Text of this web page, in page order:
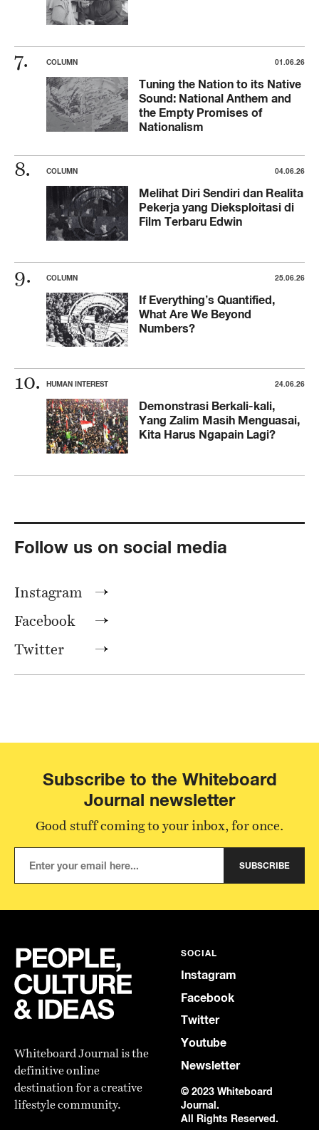
COLUMN 01.06.26
Tuning the Nation to its Native
Sound: National Anthem and
the Empty Promises of
Nationalism
COLUMN 04.06.26
Melihat Diri Sendiri dan Realita
Pekerja yang Dieksploitasi di
Film Terbaru Edwin
COLUMN 25.06.26
If Everything’s Quantified,
What Are We Beyond
Numbers?
HUMAN INTEREST 24.06.26
Demonstrasi Berkali-kali,
Yang Zalim Masih Menguasai,
Kita Harus Ngapain Lagi?
Follow us on social media
Instagram
Facebook
Twitter
Subscribe to the Whiteboard
Journal newsletter
Good stuff coming to your inbox, for once.
SUBSCRIBE
Whiteboard Journal is the
definitive online
destination for a creative
lifestyle community.
SOCIAL
Instagram
Facebook
Twitter
Youtube
Newsletter
© 2023 Whiteboard
Journal.
All Rights Reserved.